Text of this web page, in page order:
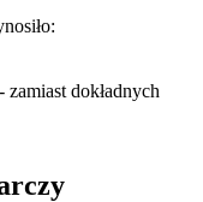
dokładnych